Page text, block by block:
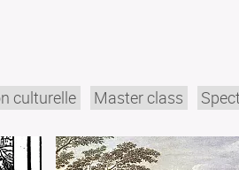
culturelle Master class